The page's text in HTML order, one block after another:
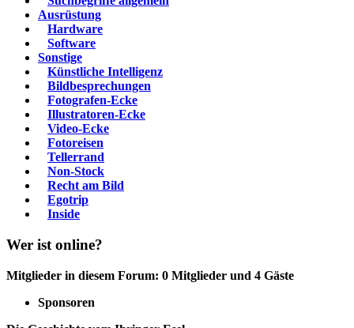
Ausrüstung
Hardware
Software
Sonstige
Künstliche Intelligenz
Bildbesprechungen
Fotografen-Ecke
Illustratoren-Ecke
Video-Ecke
Fotoreisen
Tellerrand
Non-Stock
Recht am Bild
Egotrip
Inside
Wer ist online?
Mitglieder in diesem Forum: 0 Mitglieder und 4 Gäste
Sponsoren